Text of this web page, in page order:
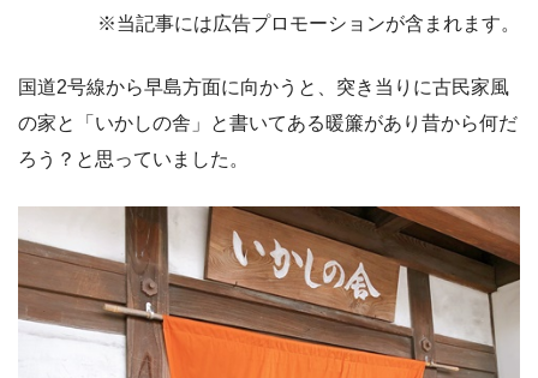
※当記事には広告プロモーションが含まれます。
国道2号線から早島方面に向かうと、突き当りに古民家風
の家と「いかしの舎」と書いてある暖簾があり昔から何だ
ろう？と思っていました。